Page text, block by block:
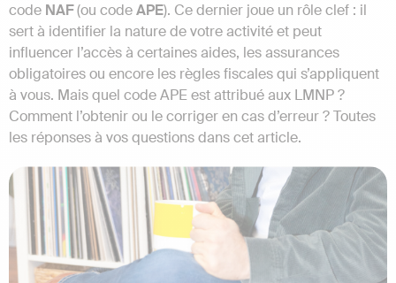
code NAF(ou codeAPE). Ce dernier joue un rôle clef : il
sert à identifier la nature de votre activité et peut
influencer l’accès à certaines aides, les assurances
obligatoires ou encore les règles fiscales qui s’appliquent
à vous. Mais quel code APE est attribué aux LMNP ?
Comment l’obtenir ou le corriger en cas d’erreur ? Toutes
les réponses à vos questions dans cet article.